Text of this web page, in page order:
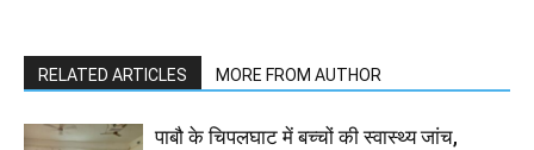
RELATED ARTICLES MORE FROM AUTHOR
पाबौ के चिपलघाट में बच्चों की स्वास्थ्य जांच,